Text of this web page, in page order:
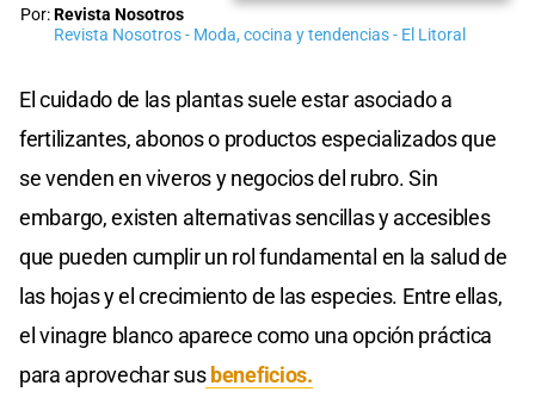
Por:Revista Nosotros
Revista Nosotros - Moda, cocina y tendencias - El Litoral
El cuidado de las plantas suele estar asociado a
fertilizantes, abonos o productos especializados que
se venden en viveros y negocios del rubro. Sin
embargo, existen alternativas sencillas y accesibles
que pueden cumplir un rol fundamental en la salud de
las hojas y el crecimiento de las especies. Entre ellas,
el vinagre blanco aparece como una opción práctica
para aprovechar susbeneficios.